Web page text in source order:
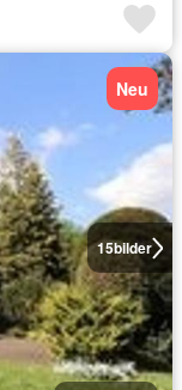
15bilder
Neu